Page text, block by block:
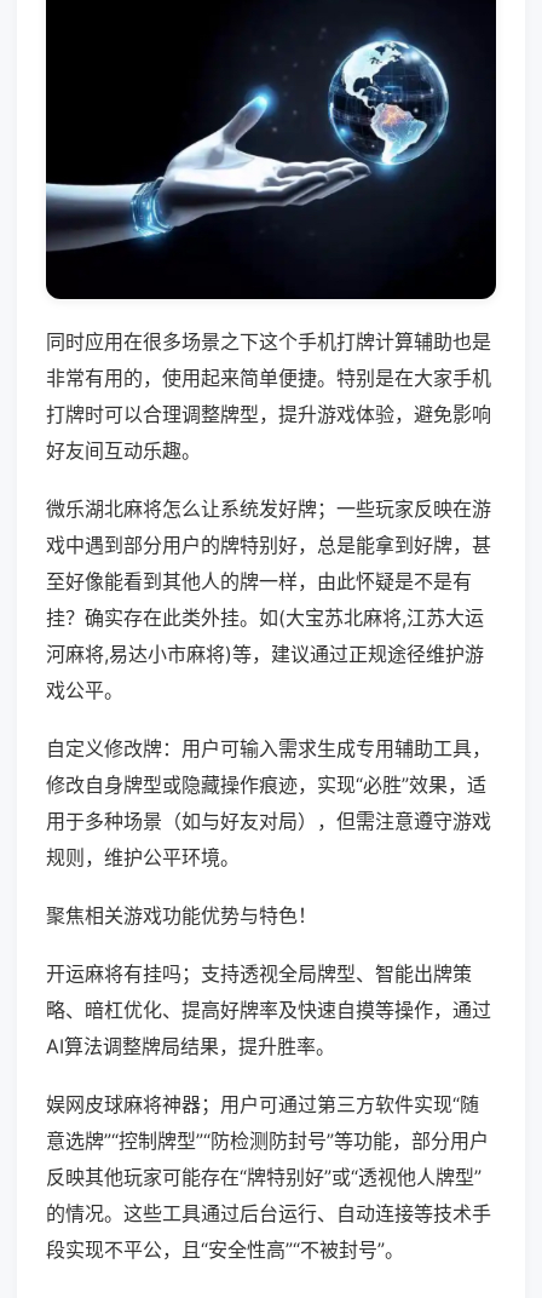
同时应用在很多场景之下这个手机打牌计算辅助也是
非常有用的，使用起来简单便捷。特别是在大家手机
打牌时可以合理调整牌型，提升游戏体验，避免影响
好友间互动乐趣。
微乐湖北麻将怎么让系统发好牌；一些玩家反映在游
戏中遇到部分用户的牌特别好，总是能拿到好牌，甚
至好像能看到其他人的牌一样，由此怀疑是不是有
挂？确实存在此类外挂。如(大宝苏北麻将,江苏大运
河麻将,易达小市麻将)等，建议通过正规途径维护游
戏公平。
自定义修改牌：用户可输入需求生成专用辅助工具，
修改自身牌型或隐藏操作痕迹，实现“必胜”效果，适
用于多种场景（如与好友对局），但需注意遵守游戏
规则，维护公平环境。
聚焦相关游戏功能优势与特色！
开运麻将有挂吗；支持透视全局牌型、智能出牌策
略、暗杠优化、提高好牌率及快速自摸等操作，通过
AI算法调整牌局结果，提升胜率。
娱网皮球麻将神器；用户可通过第三方软件实现“随
意选牌”“控制牌型”“防检测防封号”等功能，部分用户
反映其他玩家可能存在“牌特别好”或“透视他人牌型”
的情况。这些工具通过后台运行、自动连接等技术手
段实现不平公，且“安全性高”“不被封号”。